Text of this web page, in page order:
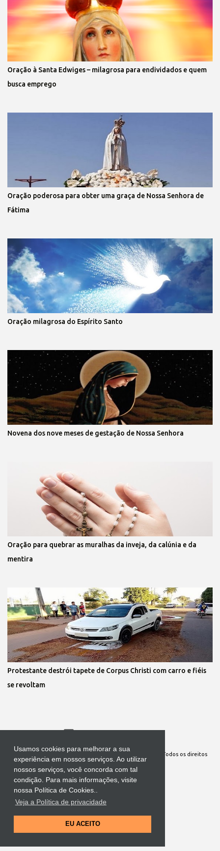
Usamos cookies para melhorar a sua
experiência em nossos serviços. Ao utilizar
nossos serviços, você concorda com tal
condição. Para mais informações, visite
nossa Política de Cookies..
Veja a Política de privacidade
EU ACEITO
Oração à Santa Edwiges – milagrosa para endividados e quem
busca emprego
Oração poderosa para obter uma graça de Nossa Senhora de
Fátima
Oração milagrosa do Espírito Santo
Novena dos nove meses de gestação de Nossa Senhora
Oração para quebrar as muralhas da inveja, da calúnia e da
mentira
Protestante destrói tapete de Corpus Christi com carro e fiéis
se revoltam
Site Oficial da Comunidade Nossa Senhora cuida de mim. Todos os direitos
reservados